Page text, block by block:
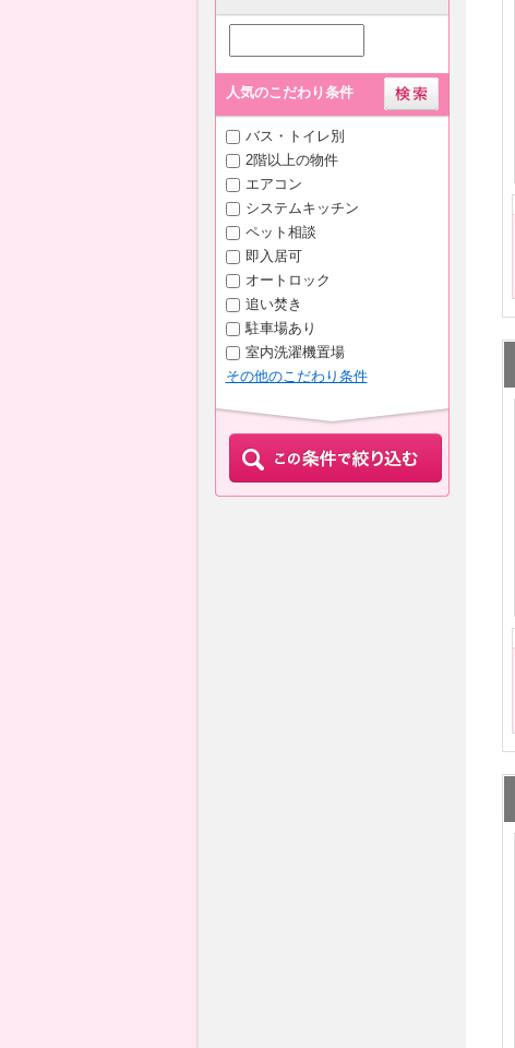
人気のこだわり条件
バス・トイレ別
2階以上の物件
エアコン
システムキッチン
ペット相談
即入居可
オートロック
追い焚き
駐車場あり
室内洗濯機置場
その他のこだわり条件